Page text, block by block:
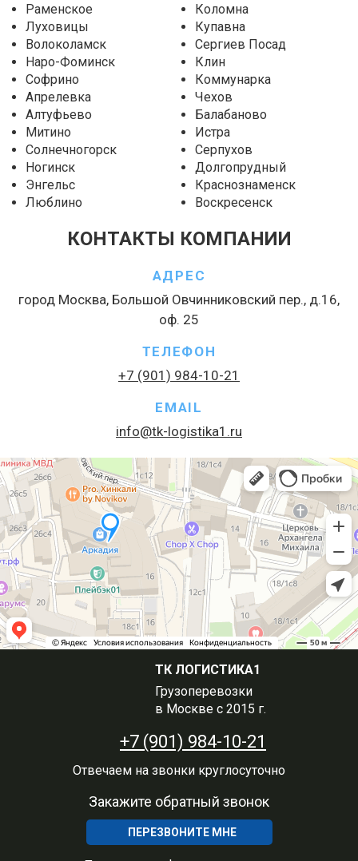
Раменское
Коломна
Луховицы
Купавна
Волоколамск
Сергиев Посад
Наро-Фоминск
Клин
Софрино
Коммунарка
Апрелевка
Чехов
Алтуфьево
Балабаново
Митино
Истра
Солнечногорск
Серпухов
Ногинск
Долгопрудный
Энгельс
Краснознаменск
Люблино
Воскресенск
КОНТАКТЫ КОМПАНИИ
ТЕЛЕФОН
+7 (901) 984-10-21
АДРЕС
город Москва, Большой Овчинниковский пер., д.16,
оф. 25
EMAIL
info@tk-logistika1.ru
ТК ЛОГИСТИКА1
Грузоперевозки
в Москве с 2015 г.
+7 (901) 984-10-21
Отвечаем на звонки круглосуточно
Закажите обратный звонок
ПЕРЕЗВОНИТЕ МНЕ